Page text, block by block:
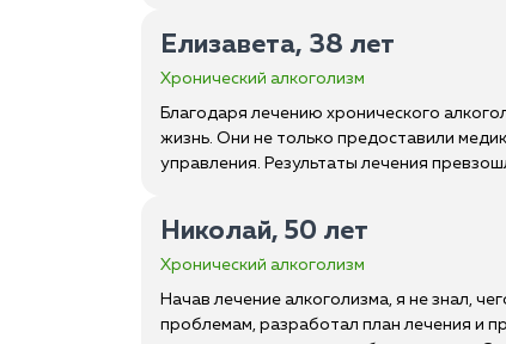
Елизавета, 38 лет
Хронический алкоголизм
Благодаря лечению хронического
жизнь. Они не только предоставили
управления. Результаты лечения
Николай, 50 лет
Хронический алкоголизм
Начав лечение алкоголизма, я не знал,
проблемам, разработал план лечения и